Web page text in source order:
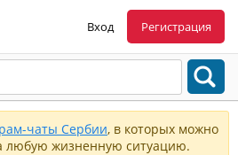
Вход Регистрация
чаты Сербии, в которых можно
любую жизненную ситуацию.